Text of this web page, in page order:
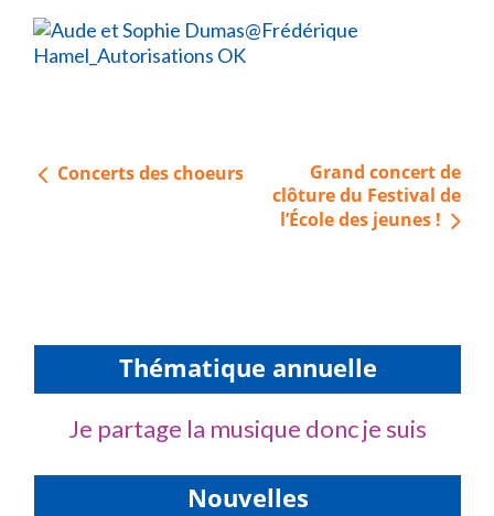
Navigation
Concerts des choeurs
Grand concert de
clôture du Festival de
l’École des jeunes !
Thématique annuelle
Je partage la musique donc je suis
Nouvelles